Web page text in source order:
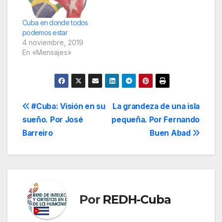
Cuba en donde todos
podemos estar
4 noviembre, 2019
En «Mensajes»
Navegación
de
entradas
La grandeza de una isla
pequeña. Por Fernando
Buen Abad
#Cuba: Visión en su
sueño. Por José
Barreiro
Por REDH-Cuba